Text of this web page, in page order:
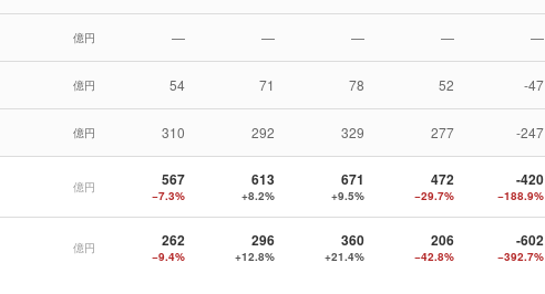
億円 — — — — —
億円 54 71 78 52 -47
億円 310 292 329 277 -247
億円 567
−7.3%
613
+8.2%
671
+9.5%
472
−29.7%
-420
−188.9%
億円 262
−9.4%
296
+12.8%
360
+21.4%
206
−42.8%
-602
−392.7%